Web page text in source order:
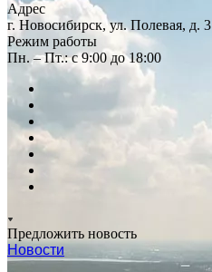
Адрес
г. Новосибирск, ул. Полевая, д. 3
Режим работы
Пн. – Пт.: с 9:00 до 18:00
Предложить новость
Новости